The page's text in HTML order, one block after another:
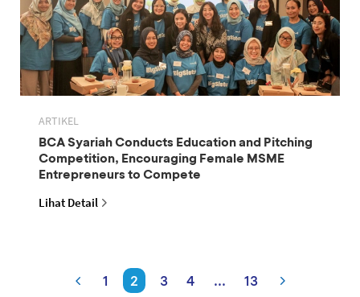
ARTIKEL
BCA Syariah Conducts Education and Pitching
Competition, Encouraging Female MSME
Entrepreneurs to Compete
Lihat Detail
1 2 3 4 ... 13